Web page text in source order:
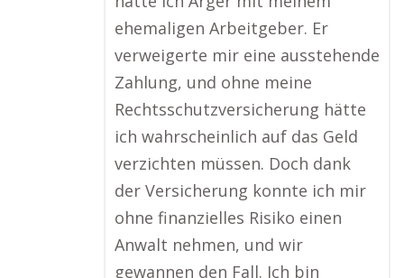
ehemaligen Arbeitgeber. Er
verweigerte mir eine ausstehende
Zahlung, und ohne meine
Rechtsschutzversicherung hätte
ich wahrscheinlich auf das Geld
verzichten müssen. Doch dank
der Versicherung konnte ich mir
ohne finanzielles Risiko einen
Anwalt nehmen, und wir
gewannen den Fall. Ich bin